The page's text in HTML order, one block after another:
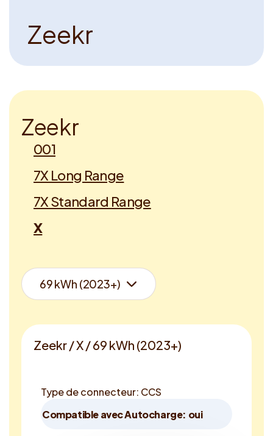
Zeekr
Zeekr
001
7X Long Range
7X Standard Range
X
Zeekr / X / 69 kWh (2023+)
Type de connecteur: CCS
Compatible avec Autocharge: oui